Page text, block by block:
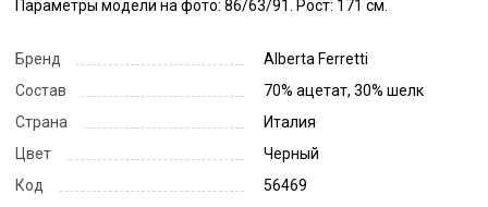
Параметры модели на фото: 86/63/91. Рост: 171 см.
Бренд
Alberta Ferretti
Состав
70% ацетат, 30% шелк
Страна
Италия
Цвет
Черный
Код
56469